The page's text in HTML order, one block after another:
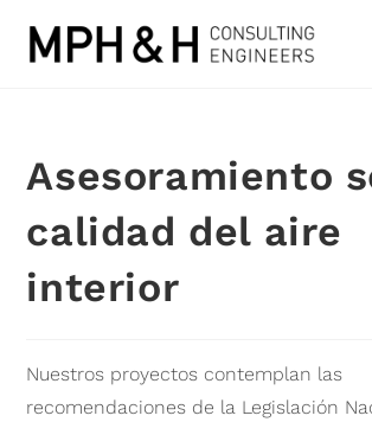
Asesoramiento
calidad del aire
interior
Nuestros proyectos contemplan las
recomendaciones de la Legislación